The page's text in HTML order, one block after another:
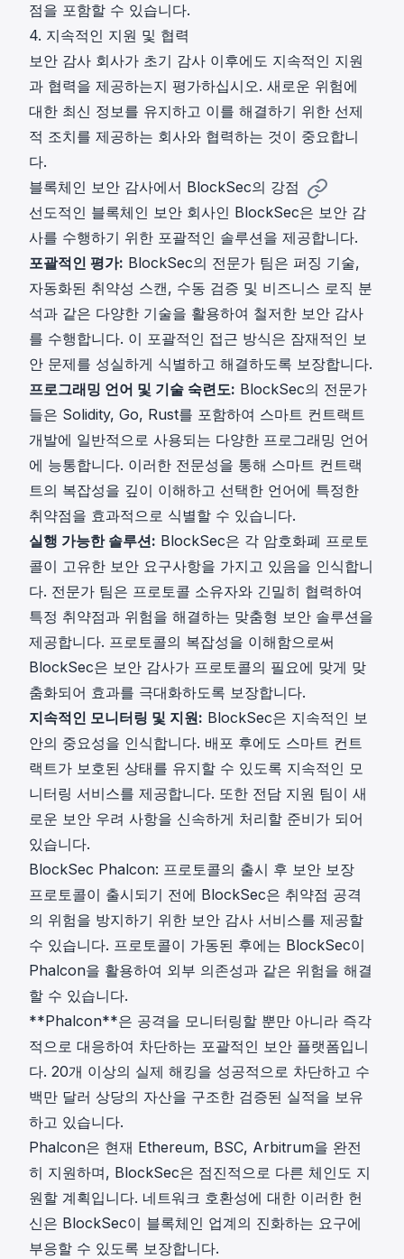
점을 포함할 수 있습니다.
4. 지속적인 지원 및 협력
보안 감사 회사가 초기 감사 이후에도 지속적인 지원
과 협력을 제공하는지 평가하십시오. 새로운 위험에
대한 최신 정보를 유지하고 이를 해결하기 위한 선제
적 조치를 제공하는 회사와 협력하는 것이 중요합니
다.
블록체인 보안 감사에서 BlockSec의 강점
선도적인 블록체인 보안 회사인 BlockSec은 보안 감
사를 수행하기 위한 포괄적인 솔루션을 제공합니다.
포괄적인 평가: BlockSec의 전문가 팀은 퍼징 기술,
자동화된 취약성 스캔, 수동 검증 및 비즈니스 로직 분
석과 같은 다양한 기술을 활용하여 철저한 보안 감사
를 수행합니다. 이 포괄적인 접근 방식은 잠재적인 보
안 문제를 성실하게 식별하고 해결하도록 보장합니다.
프로그래밍 언어 및 기술 숙련도: BlockSec의 전문가
들은 Solidity, Go, Rust를 포함하여 스마트 컨트랙트
개발에 일반적으로 사용되는 다양한 프로그래밍 언어
에 능통합니다. 이러한 전문성을 통해 스마트 컨트랙
트의 복잡성을 깊이 이해하고 선택한 언어에 특정한
취약점을 효과적으로 식별할 수 있습니다.
실행 가능한 솔루션: BlockSec은 각 암호화폐 프로토
콜이 고유한 보안 요구사항을 가지고 있음을 인식합니
다. 전문가 팀은 프로토콜 소유자와 긴밀히 협력하여
특정 취약점과 위험을 해결하는 맞춤형 보안 솔루션을
제공합니다. 프로토콜의 복잡성을 이해함으로써
BlockSec은 보안 감사가 프로토콜의 필요에 맞게 맞
춤화되어 효과를 극대화하도록 보장합니다.
지속적인 모니터링 및 지원: BlockSec은 지속적인 보
안의 중요성을 인식합니다. 배포 후에도 스마트 컨트
랙트가 보호된 상태를 유지할 수 있도록 지속적인 모
니터링 서비스를 제공합니다. 또한 전담 지원 팀이 새
로운 보안 우려 사항을 신속하게 처리할 준비가 되어
있습니다.
BlockSec Phalcon: 프로토콜의 출시 후 보안 보장
프로토콜이 출시되기 전에 BlockSec은 취약점 공격
의 위험을 방지하기 위한 보안 감사 서비스를 제공할
수 있습니다. 프로토콜이 가동된 후에는 BlockSec이
Phalcon을 활용하여 외부 의존성과 같은 위험을 해결
할 수 있습니다.
**Phalcon**은 공격을 모니터링할 뿐만 아니라 즉각
적으로 대응하여 차단하는 포괄적인 보안 플랫폼입니
다. 20개 이상의 실제 해킹을 성공적으로 차단하고 수
백만 달러 상당의 자산을 구조한 검증된 실적을 보유
하고 있습니다.
Phalcon은 현재 Ethereum, BSC, Arbitrum을 완전
히 지원하며, BlockSec은 점진적으로 다른 체인도 지
원할 계획입니다. 네트워크 호환성에 대한 이러한 헌
신은 BlockSec이 블록체인 업계의 진화하는 요구에
부응할 수 있도록 보장합니다.